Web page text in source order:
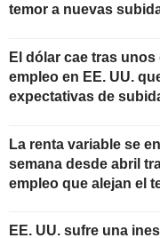
temor a nuevas
El dólar cae tras
empleo en EE. UU.
expectativas de
La renta variable se
semana desde abril
empleo que alejan el
EE. UU. sufre una